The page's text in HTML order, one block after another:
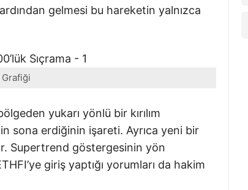
gelmesi bu hareketin yalnızca
Grafiği
yukarı yönlü bir kırılım
sona erdiğinin işareti. Ayrıca yeni bir
Supertrend göstergesinin yön
giriş yaptığı yorumları da hakim